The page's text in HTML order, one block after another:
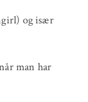
og især
man har